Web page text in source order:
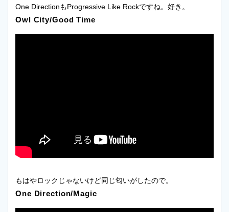
One DirectionもProgressive Like Rockですね。好き。
Owl City/Good Time
もはやロックじゃないけど同じ匂いがしたので。
One Direction/Magic